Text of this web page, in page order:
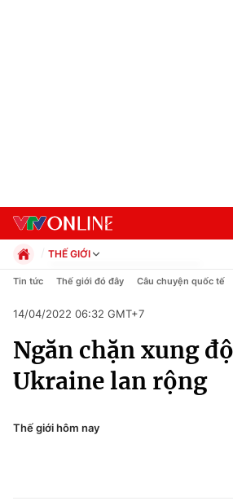
Chuyên mục
Chính trị
THẾ GIỚI
Chính trị
Pháp luật
Kinh tế
Thể thao
Truyền hình
Y tế
Tin tức Thế giới đó đây Câu chuyện quốc tế
14/04/2022 06:32 GMT+7
Ngăn chặn xung
Ukraine lan rộng
Thế giới hôm nay